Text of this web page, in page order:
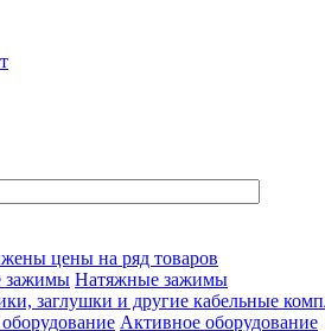
цены на ряд товаров
Натяжные зажимы
Активное оборудование